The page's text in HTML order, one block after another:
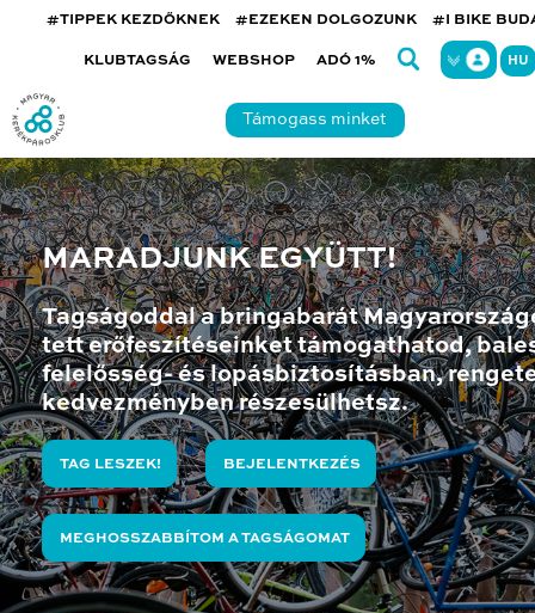
#TIPPEK KEZDŐKNEK #EZEKEN DOLGOZUNK #I BIKE
KLUBTAGSÁG WEBSHOP ADÓ 1% HU
Támogass minket
MARADJUNK EGYÜTT!
Tagságoddal a bringabarát
tett erőfeszítéseinket támogathatod,
felelősség- és lopásbiztosításban,
kedvezményben részesülhetsz.
TAG LESZEK! BEJELENTKEZÉS
MEGHOSSZABBÍTOM A TAGSÁGOMAT